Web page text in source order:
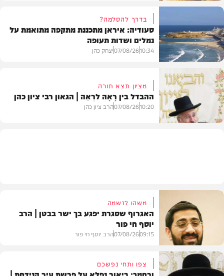
מתכונים
בעולם
בדרך להסלמה?
סעודיה: איראן מתכננת מתקפה מתואמת על
נמלים ושדות תעופה
10:34
07/08/26יצחק כהן
מציון תצא תורה
ההבדל בין רָאָה לרְאֵה | הגאון רבי ציון כהן
10:20
07/08/26הרב ציון כהן
משהו לנשמה
האגרוף שסגרת יפגע בך ישר בבטן | הרב
יוסף חי פור
09:15
07/08/26הרב יוסף חי פור
צפו ותחי נפשכם